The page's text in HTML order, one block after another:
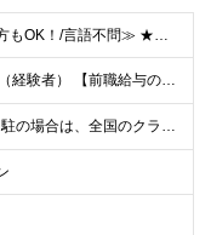
≪スキルに自信がない方もOK！/言語不問≫ ★第二新卒歓迎・ブランクがある方も歓迎！ ◆学歴不問 ◆微経験OK（何らかのエンジニア実務経験を1年以上お持ちの方） ＼エンジニアの皆様の不満を解決しま
◇月給40万円～＋賞与（経験者） 【前職給与の総収入額を保証】 ※上記には固定残業代（30時間分／6万7000円～）が含まれています。超過分は時間外手当を別途支給。 ※試用期間3ヶ月（期間中は契約社員
◇リモート率90％ ※常駐の場合は、全国のクライアント案件にアサイン予定（東京・神奈川・埼玉・千葉・愛知・大阪・福岡メイン） 【拠点】 ◆本社／東京都渋谷区道玄坂1丁目10番8号 渋谷道玄坂東急ビル